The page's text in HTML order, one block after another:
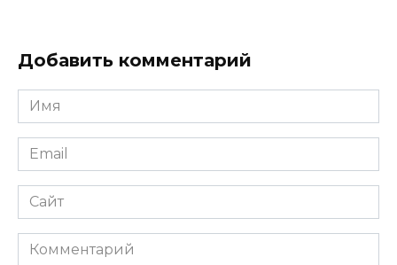
Добавить комментарий
Имя
*
Email
*
Сайт
Комментарий